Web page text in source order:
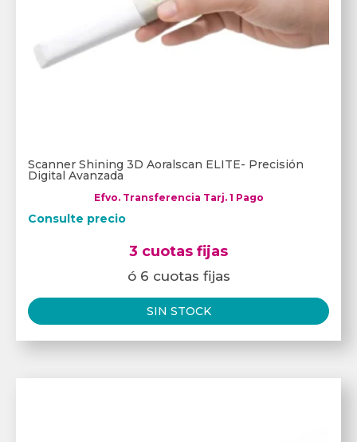
Scanner Shining 3D Aoralscan ELITE- Precisión
Digital Avanzada
Efvo. Transferencia Tarj. 1 Pago
Consulte precio
3 cuotas fijas
ó 6 cuotas fijas
SIN STOCK